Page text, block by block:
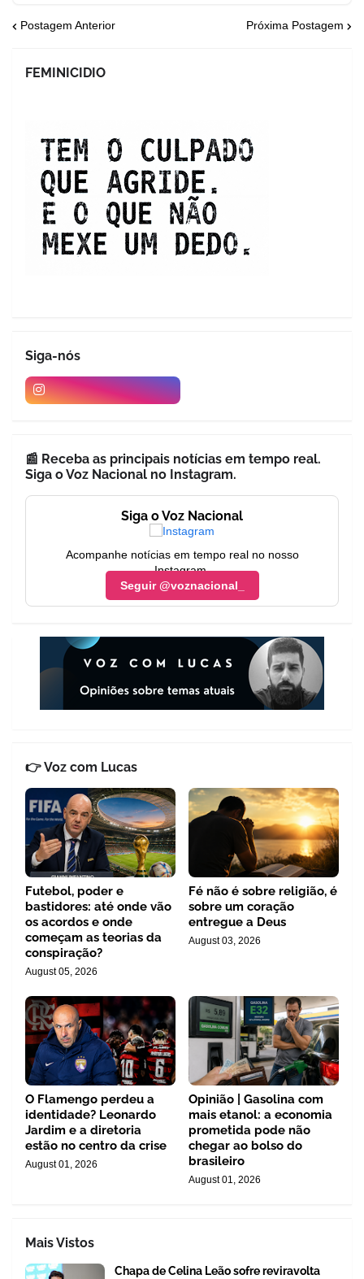
Postagem Anterior Próxima Postagem
FEMINICIDIO
Siga-nós
📰 Receba as principais notícias em tempo real.
Siga o Voz Nacional no Instagram.
Siga o Voz Nacional
Acompanhe notícias em tempo real no nosso
Instagram.
Seguir @voznacional_
👉 Voz com Lucas
Futebol, poder e
bastidores: até onde vão
os acordos e onde
começam as teorias da
conspiração?
August 05, 2026
Fé não é sobre religião, é
sobre um coração
entregue a Deus
August 03, 2026
O Flamengo perdeu a
identidade? Leonardo
Jardim e a diretoria
estão no centro da crise
August 01, 2026
Opinião | Gasolina com
mais etanol: a economia
prometida pode não
chegar ao bolso do
brasileiro
August 01, 2026
Mais Vistos
Chapa de Celina Leão sofre reviravolta